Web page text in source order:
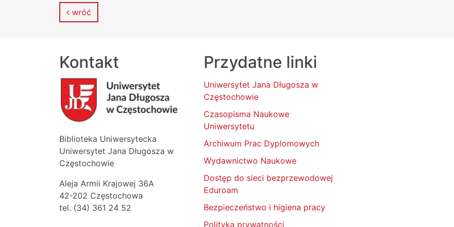
wróć
Kontakt
Biblioteka Uniwersytecka
Uniwersytet Jana Długosza w
Częstochowie
Aleja Armii Krajowej 36A
42-202 Częstochowa
tel. (34) 361 24 52
Przydatne linki
Uniwersytet Jana Długosza w
Częstochowie
Czasopisma Naukowe
Uniwersytetu
Archiwum Prac Dyplomowych
Wydawnictwo Naukowe
Dostęp do sieci bezprzewodowej
Eduroam
Bezpieczeństwo i higiena pracy
Polityka prywatności